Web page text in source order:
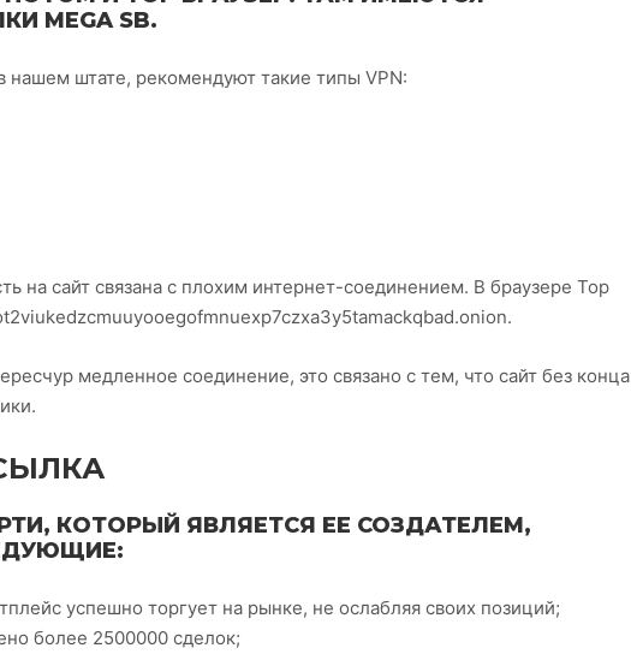
MEGA SB.
штате, рекомендуют такие типы VPN:
на сайт связана с плохим интернет-соединением. В браузере Тор
медленное соединение, это связано с тем, что сайт без конца
КОТОРЫЙ ЯВЛЯЕТСЯ ЕЕ СОЗДАТЕЛЕМ,
успешно торгует на рынке, не ослабляя своих позиций;
более 2500000 сделок;